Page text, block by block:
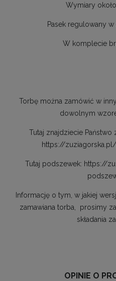
Wymiary
Pasek regulowany w
W komplecie
Torbę można zamówić w
dowolnym
Tutaj znajdziecie
https://
Tutaj podszewek: https://
Informację o tym, w jakiej
zamawiana torba,
prosimy
składania
OPINIE O